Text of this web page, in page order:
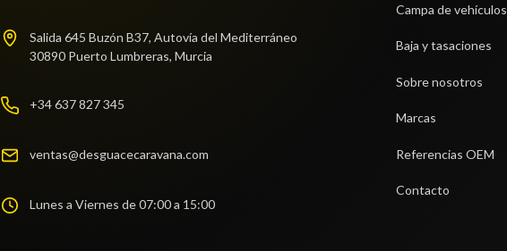
Salida 645 Buzón B37, Autovía del Mediterráneo
30890 Puerto Lumbreras, Murcia
+34 637 827 345
ventas@desguacecaravana.com
Lunes a Viernes de 07:00 a 15:00
Campa de vehículos
Baja y tasaciones
Sobre nosotros
Marcas
Referencias OEM
Contacto